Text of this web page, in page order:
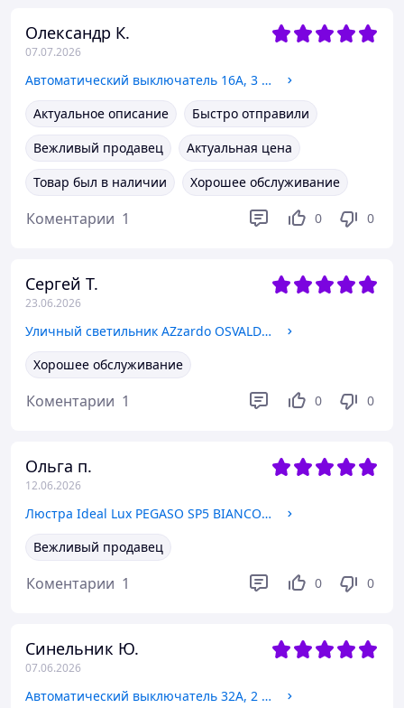
Олександр К.
07.07.2026
Автоматический выключатель 16А, 3 полюса, кривая C, 10кА Schneider Electric Acti9 iC60H A9F89316
Актуальное описание
Быстро отправили
Вежливый продавец
Актуальная цена
Товар был в наличии
Хорошее обслуживание
Коментарии 1 0 0
Сергей Т.
23.06.2026
Уличный светильник AZzardo OSVALD WALL AZ4489
Хорошее обслуживание
Коментарии 1 0 0
Ольга п.
12.06.2026
Люстра Ideal Lux PEGASO SP5 BIANCO 066448
Вежливый продавец
Коментарии 1 0 0
Синельник Ю.
07.06.2026
Автоматический выключатель 32А, 2 полюса, кривая B, 6кА Schneider Electric Acti9 iC60N A9F78232